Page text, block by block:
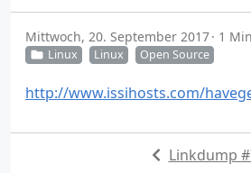
Mittwoch, 20. September 2017 1
Linux Linux Open Source
http://www.issihosts.com/
Linkdump